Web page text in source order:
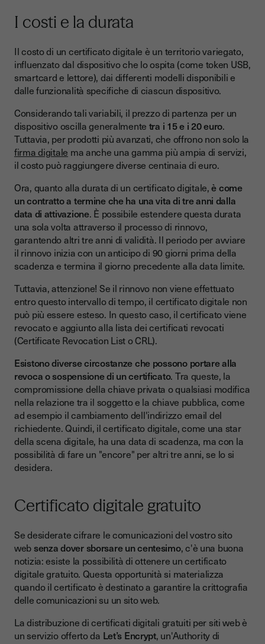
I costi e la durata
Il costo di un certificato digitale è un territorio variegato,
influenzato dal dispositivo che lo ospita (come token USB,
smartcard e lettore), dai differenti modelli disponibili e
dalle funzionalità specifiche di ciascun dispositivo.
Considerando tali variabili, il prezzo di partenza per un
dispositivo oscilla generalmente tra i 15 e i 20 euro.
Tuttavia, per prodotti più avanzati, che offrono non solo la
firma digitale ma anche una gamma più ampia di servizi,
il costo può raggiungere diverse centinaia di euro.
Ora, quanto alla durata di un certificato digitale,è come
un contratto a termine che ha una vita di tre anni dalla
data di attivazione. È possibile estendere questa durata
una sola volta attraverso il processo di rinnovo,
garantendo altri tre anni di validità. Il periodo per avviare
il rinnovo inizia con un anticipo di 90 giorni prima della
scadenza e termina il giorno precedente alla data limite.
Tuttavia, attenzione! Se il rinnovo non viene effettuato
entro questo intervallo di tempo, il certificato digitale non
può più essere esteso. In questo caso, il certificato viene
revocato e aggiunto alla lista dei certificati revocati
(Certificate Revocation List o CRL).
Esistono diverse circostanze che possono portare alla
revoca o sospensione di un certificato. Tra queste, la
compromissione della chiave privata o qualsiasi modifica
nella relazione tra il soggetto e la chiave pubblica, come
ad esempio il cambiamento dell'indirizzo email del
richiedente. Quindi, il certificato digitale, come una star
della scena digitale, ha una data di scadenza, ma con la
possibilità di fare un "encore" per altri tre anni, se lo si
desidera.
Certificato digitale gratuito
Se desiderate cifrare le comunicazioni del vostro sito
websenza dover sborsare un centesimo, c'è una buona
notizia: esiste la possibilità di ottenere un certificato
digitale gratuito. Questa opportunità si materializza
quando il certificato è destinato a garantire la crittografia
delle comunicazioni su un sito web.
La distribuzione di certificati digitali gratuiti per siti web è
un servizio offerto da Let’s Encrypt, un'Authority di